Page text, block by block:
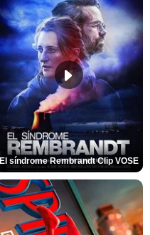
El síndrome Rembrandt Clip VOSE